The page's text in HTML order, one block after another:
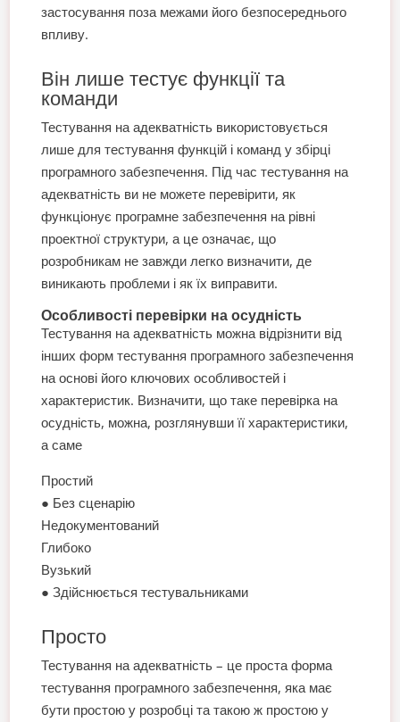
застосування поза межами його безпосереднього
впливу.
Він лише тестує функції та
команди
Тестування на адекватність використовується
лише для тестування функцій і команд у збірці
програмного забезпечення. Під час тестування на
адекватність ви не можете перевірити, як
функціонує програмне забезпечення на рівні
проектної структури, а це означає, що
розробникам не завжди легко визначити, де
виникають проблеми і як їх виправити.
Особливості перевірки на осудність
Тестування на адекватність можна відрізнити від
інших форм тестування програмного забезпечення
на основі його ключових особливостей і
характеристик. Визначити, що таке перевірка на
осудність, можна, розглянувши її характеристики,
а саме
Простий
● Без сценарію
Недокументований
Глибоко
Вузький
● Здійснюється тестувальниками
Просто
Тестування на адекватність – це проста форма
тестування програмного забезпечення, яка має
бути простою у розробці та такою ж простою у